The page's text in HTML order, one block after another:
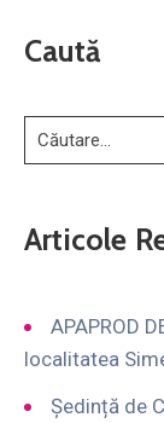
Caută
Articole
APAPROD
localitatea
Ședință de